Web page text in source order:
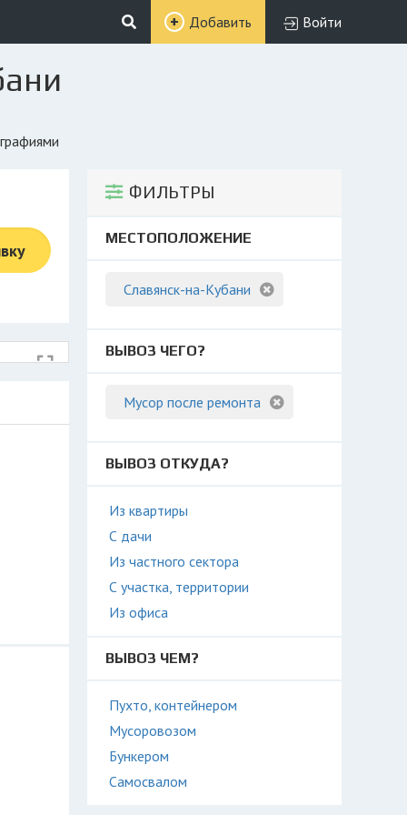
Добавить Войти
ФИЛЬТРЫ
МЕСТОПОЛОЖЕНИЕ
Славянск-на-Кубани
ВЫВОЗ ЧЕГО?
Мусор после ремонта
ВЫВОЗ ОТКУДА?
Из квартиры
С дачи
Из частного сектора
С участка, территории
Из офиса
ВЫВОЗ ЧЕМ?
Пухто, контейнером
Мусоровозом
Бункером
Самосвалом